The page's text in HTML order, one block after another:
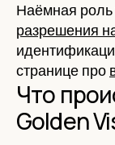
Наёмная роль
разрешения
странице про
Что
Golden